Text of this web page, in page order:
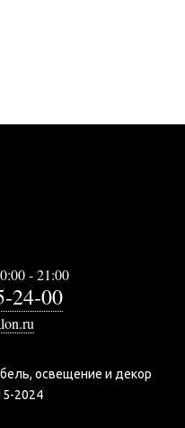
- 21:00
24-00
освещение и декор
2024